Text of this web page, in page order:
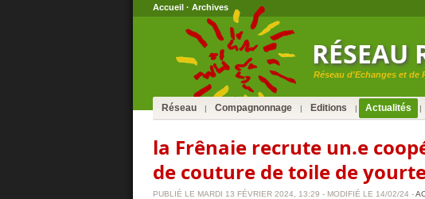
Accueil · Archives
RÉSEAU
Réseau d'Echanges et de
Réseau | Compagnonnage | Editions | Actualités |
la Frênaie recrute un.e
de couture de toile de
PUBLIÉ LE MARDI 13 FÉVRIER 2024, 13:29 - MODIFIÉ LE 14/02/24 -